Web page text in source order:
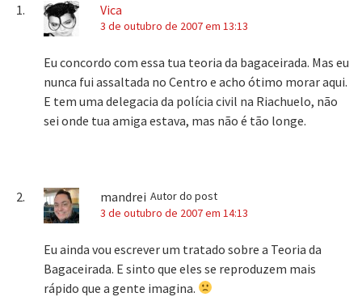
Vica
3 de outubro de 2007 em 13:13
Eu concordo com essa tua teoria da bagaceirada. Mas eu
nunca fui assaltada no Centro e acho ótimo morar aqui.
E tem uma delegacia da polícia civil na Riachuelo, não
sei onde tua amiga estava, mas não é tão longe.
mandrei Autor do post
3 de outubro de 2007 em 14:13
Eu ainda vou escrever um tratado sobre a Teoria da
Bagaceirada. E sinto que eles se reproduzem mais
rápido que a gente imagina.